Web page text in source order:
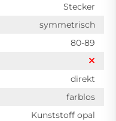
Stecker
symmetrisch
80-89
direkt
farblos
Kunststoff opal